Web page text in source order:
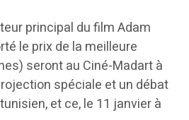
principal du film Adam
le prix de la meilleure
seront au Ciné-Madart à
spéciale et un débat
et ce, le 11 janvier à